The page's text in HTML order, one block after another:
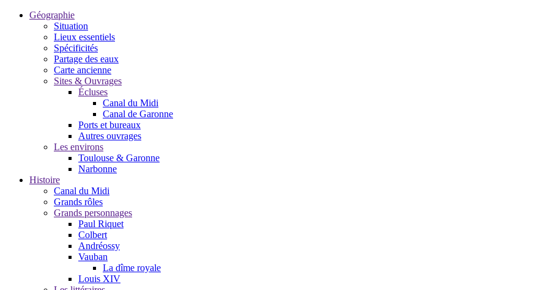
Géographie
Situation
Lieux essentiels
Spécificités
Partage des eaux
Carte ancienne
Sites & Ouvrages
Écluses
Canal du Midi
Canal de Garonne
Ports et bureaux
Autres ouvrages
Les environs
Toulouse & Garonne
Narbonne
Histoire
Canal du Midi
Grands rôles
Grands personnages
Paul Riquet
Colbert
Andréossy
Vauban
La dîme royale
Louis XIV